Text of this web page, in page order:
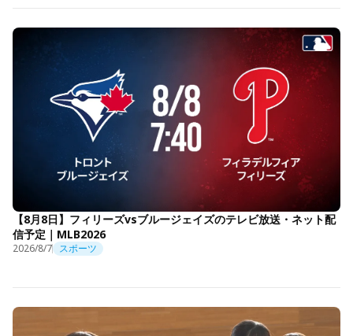
【8月8日】フィリーズvsブルージェイズのテレビ放送・ネット配
信予定｜MLB2026
2026/8/7 スポーツ